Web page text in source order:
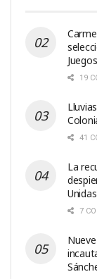
19
41
La
Unidas
7